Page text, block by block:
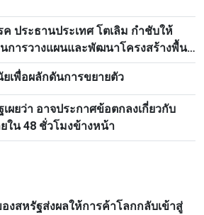
ประธานประเทศ โตเลิม กำชับให้
การวางแผนและพัฒนาโครงสร้างพื้น
เพื่อผลักดันการขยายตัว
ผยว่า อาจประกาศข้อตกลงเกี่ยวกับ
ใน 48 ชั่วโมงข้างหน้า
งสหรัฐส่งผลให้การค้าโลกกลับเข้าสู่